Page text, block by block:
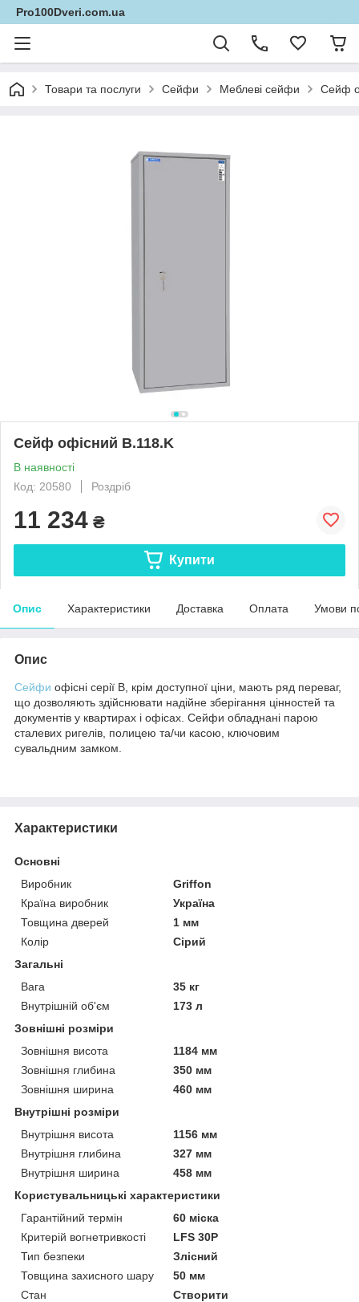
Pro100Dveri.com.ua
Товари та послуги Сейфи Меблеві сейфи Сейф
Сейф офісний B.118.K
В наявності
Код: 20580
Роздріб
11 234 ₴
Купити
Опис Характеристики Доставка Оплата Умови
Опис
Сейфи офісні серії В, крім доступної ціни, мають ряд переваг,
що дозволяють здійснювати надійне зберігання цінностей та
документів у квартирах і офісах. Сейфи обладнані парою
сталевих ригелів, полицею та/чи касою, ключовим
сувальдним замком.
Характеристики
Основні
Виробник
Griffon
Країна виробник
Україна
Товщина дверей
1 мм
Колір
Сірий
Загальні
Вага
35 кг
Внутрішній об'єм
173 л
Зовнішні розміри
Зовнішня висота
1184 мм
Зовнішня глибина
350 мм
Зовнішня ширина
460 мм
Внутрішні розміри
Внутрішня висота
1156 мм
Внутрішня глибина
327 мм
Внутрішня ширина
458 мм
Користувальницькі характеристики
Гарантійний термін
60 міска
Критерій вогнетривкості
LFS 30P
Тип безпеки
Злісний
Товщина захисного шару
50 мм
Стан
Створити